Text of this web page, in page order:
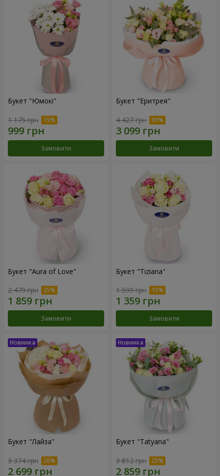
Букет "Юмокі"
1 175 грн
Замовити
Букет "Еритрея"
4 427 грн
Замовити
Букет "Aura of Love"
2 479 грн
Замовити
Букет "Tiziana"
1 599 грн
Замовити
Букет "Лайза"
3 374 грн
Букет "Tatyana"
3 812 грн